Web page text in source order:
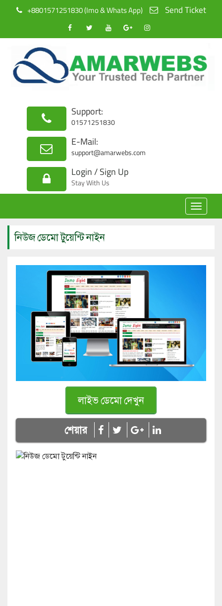
+8801571251830 (Imo & Whats App) Send Ticket
Support:
01571251830
E-Mail:
support@amarwebs.com
Login / Sign Up
Stay With Us
Toggle
নিউজ ডেমো টুয়েন্টি নাইন
লাইভ ডেমো দেখুন
শেয়ার